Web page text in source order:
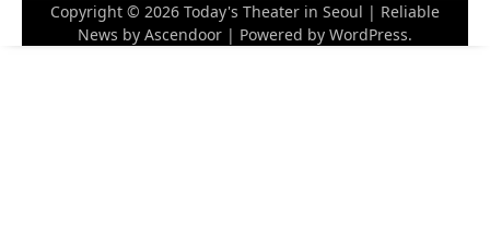
Copyright © 2026 Today's Theater in Seoul | Reliable
News by Ascendoor | Powered by WordPress.